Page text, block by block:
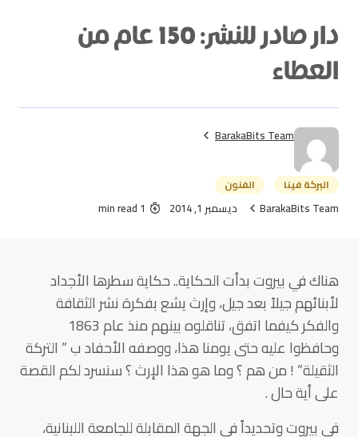
دار صادر للنشر: 150 عام من
العطاء
BarakaBits Team
البركة فينا الفنون
BarakaBits Team ديسمبر 1, 2014 1 min read
هناك في بيروت بدأت الحكاية.. حكاية سطرها الأجداد
لأبنائهم جيلاً بعد جيل، وإرث يشع بفكرة نشر الثقافة
والفكر كيفما اتفق، تناقلوه بينهم منذ عام 1863
وحافظوا عليه حتى يومنا هذا، ووصفه الأحفاد ب ” التركة
الثقيلة” ! من هم ؟ وما هو هذا الإرث ؟ سنسرد لكم القصة
على أية حال .
في بيروت وتحديداً في الجهة المقابلة للجامعة اللبنانية،